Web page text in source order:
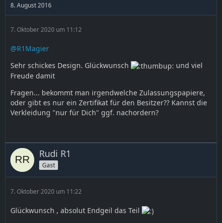
8. August 2016
7. Oktober 2020 um 11:12
@R1Magier
Sehr schickes Design. Glückwunsch
und viel
Freude damit
Fragen... bekommt man irgendwelche Zulassungspapiere,
oder gibt es nur ein Zertifikat für den Besitzer?? Kannst die
Verkleidung "nur für Dich" ggf. nachordern?
Rudi R1
Gast
7. Oktober 2020 um 11:22
Glückwunsch , absolut Endgeil das Teil